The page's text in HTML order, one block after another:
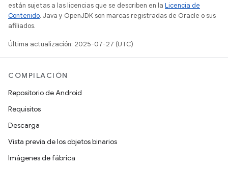
están sujetas a las licencias que se describen en la Licencia de
Contenido. Java y OpenJDK son marcas registradas de Oracle o sus
afiliados.
Última actualización: 2025-07-27 (UTC)
COMPILACIÓN
Repositorio de Android
Requisitos
Descarga
Vista previa de los objetos binarios
Imágenes de fábrica